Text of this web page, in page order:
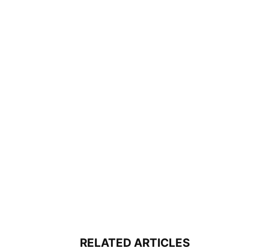
RELATED ARTICLES